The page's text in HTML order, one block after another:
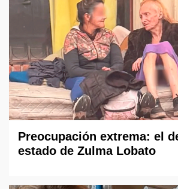
Preocupación extrema: el
estado de Zulma Lobato